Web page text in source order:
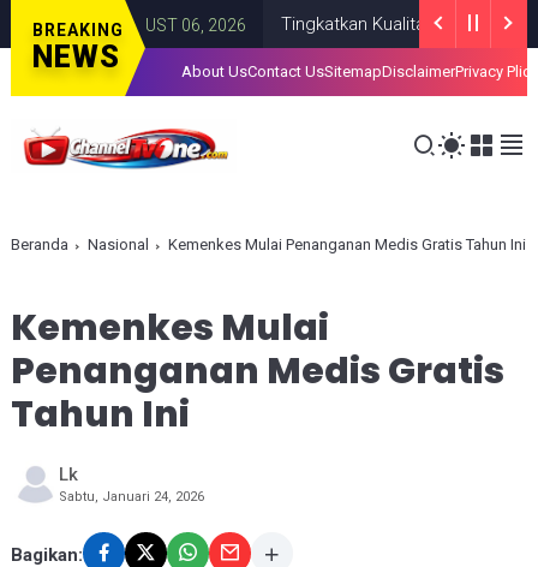
BREAKING
NEWS
AUGUST 06, 2026 Tingkatkan Kualitas SDM Indonesia,
About UsContact UsSitemapDisclaimerPrivacy Plice
Beranda Nasional Kemenkes Mulai Penanganan Medis Gratis Tahun Ini
Kemenkes Mulai
Penanganan Medis Gratis
Tahun Ini
Lk
Sabtu, Januari 24, 2026
Bagikan: